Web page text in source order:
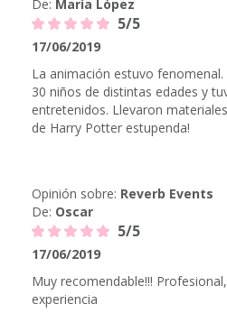
De: María López
5/5
17/06/2019
La animación estuvo
30 niños de distintas edades y
entretenidos. Llevaron
de Harry Potter estupenda!
Opinión sobre: Reverb Events
De: Oscar
5/5
17/06/2019
Muy recomendable!!!
experiencia